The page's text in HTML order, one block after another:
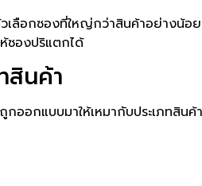
ลือกซองที่ใหญ่กว่าสินค้าอย่างน้อย
ซองปริแตกได้
สินค้า
กออกแบบมาให้เหมากับประเภทสิ